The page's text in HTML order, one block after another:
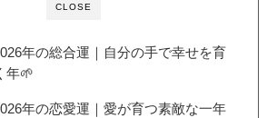
CLOSE
年の総合運｜自分の手で幸せを育
年🌱
年の恋愛運｜愛が育つ素敵な一年